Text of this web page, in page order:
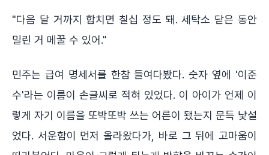
"다음 달 거까지 합치면 칠십 정도 돼. 세탁소 닫은 동안
밀린 거 메꿀 수 있어."
민주는 급여 명세서를 한참 들여다봤다. 숫자 옆에 '이준
수'라는 이름이 손글씨로 적혀 있었다. 이 아이가 언제 이
렇게 자기 이름을 또박또박 쓰는 어른이 됐는지 문득 낯설
었다. 서운함이 먼저 올라왔다가, 바로 그 뒤에 고마움이